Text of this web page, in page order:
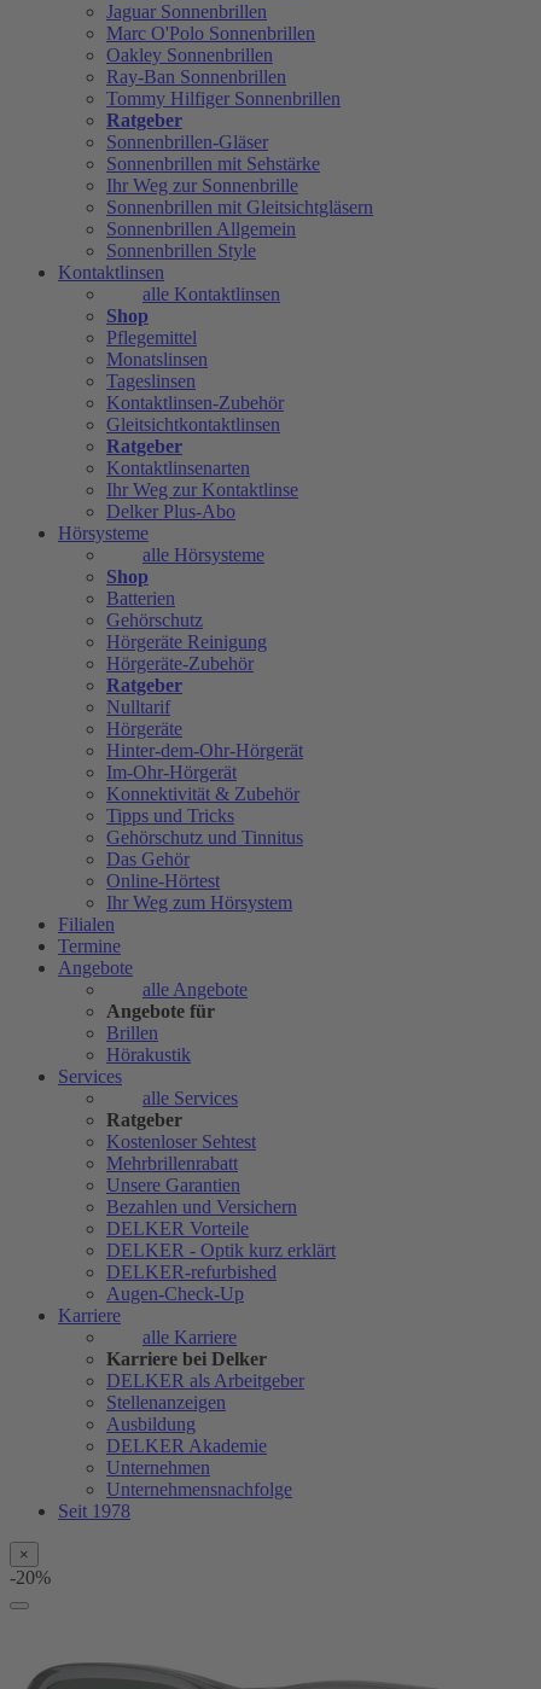
Jaguar Sonnenbrillen
Marc O'Polo Sonnenbrillen
Oakley Sonnenbrillen
Ray-Ban Sonnenbrillen
Tommy Hilfiger Sonnenbrillen
Ratgeber
Sonnenbrillen-Gläser
Sonnenbrillen mit Sehstärke
Ihr Weg zur Sonnenbrille
Sonnenbrillen mit Gleitsichtgläsern
Sonnenbrillen Allgemein
Sonnenbrillen Style
Kontaktlinsen
alle Kontaktlinsen
Shop
Pflegemittel
Monatslinsen
Tageslinsen
Kontaktlinsen-Zubehör
Gleitsichtkontaktlinsen
Ratgeber
Kontaktlinsenarten
Ihr Weg zur Kontaktlinse
Delker Plus-Abo
Hörsysteme
alle Hörsysteme
Shop
Batterien
Gehörschutz
Hörgeräte Reinigung
Hörgeräte-Zubehör
Ratgeber
Nulltarif
Hörgeräte
Hinter-dem-Ohr-Hörgerät
Im-Ohr-Hörgerät
Konnektivität & Zubehör
Tipps und Tricks
Gehörschutz und Tinnitus
Das Gehör
Online-Hörtest
Ihr Weg zum Hörsystem
Filialen
Termine
Angebote
alle Angebote
Angebote für
Brillen
Hörakustik
Services
alle Services
Ratgeber
Kostenloser Sehtest
Mehrbrillenrabatt
Unsere Garantien
Bezahlen und Versichern
DELKER Vorteile
DELKER - Optik kurz erklärt
DELKER-refurbished
Augen-Check-Up
Karriere
alle Karriere
Karriere bei Delker
DELKER als Arbeitgeber
Stellenanzeigen
Ausbildung
DELKER Akademie
Unternehmen
Unternehmensnachfolge
Seit 1978
×
-20%